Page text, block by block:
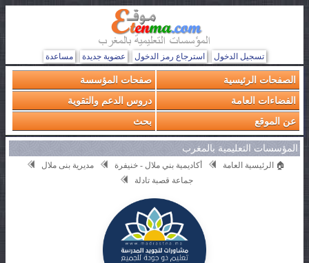
تسجيل الدخول استرجاع رمز الدخول عضوية جديدة مساعدة
الصفحات الرئيسية
صفحات المؤسسة
الفضاءات العامة
دروس الدعم والتقوية
عن الموقع
بحث
المؤسسات التعليمية بالمغرب
🏠 الرئيسية العامة أكاديمية بني ملال - خنيفرة
مديرية بنى ملال
جماعة قصبة تادلة